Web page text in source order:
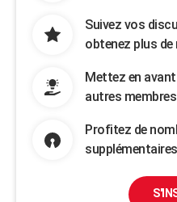
Suivez vos
obtenez plus de
Mettez en
autres membres
Profitez de